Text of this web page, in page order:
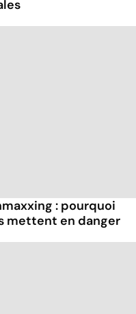
: pourquoi
mettent en danger